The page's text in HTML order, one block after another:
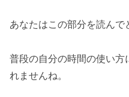
あなたはこの部分を読んで
普段の自分の時間の使い方
れませんね。